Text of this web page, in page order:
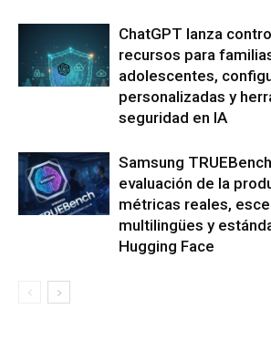
ChatGPT lanza
recursos para
adolescentes,
personalizadas y
seguridad en IA
Samsung
evaluación de la
métricas reales,
multilingües y
Hugging Face